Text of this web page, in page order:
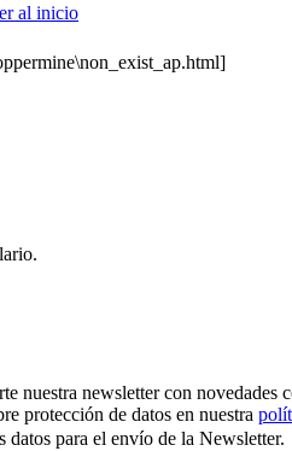
al inicio
newsletter con novedades
protección de datos en nuestra
datos para el envío de la Newsletter.